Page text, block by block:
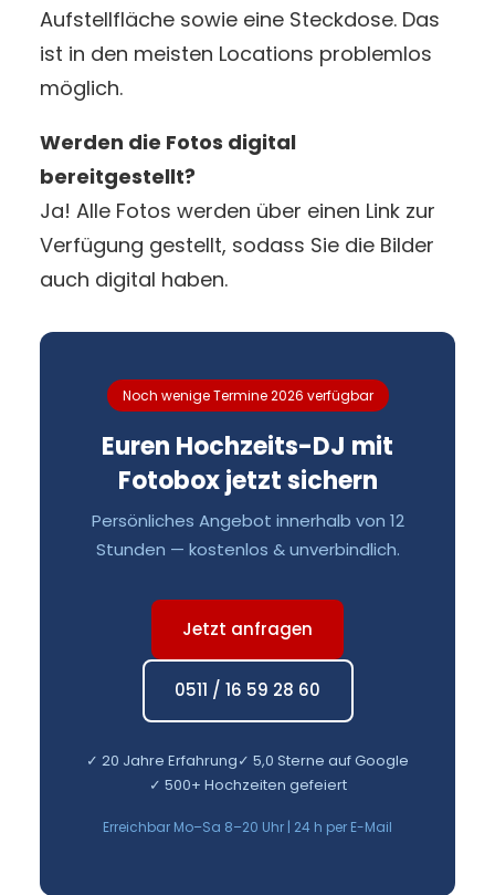
Aufstellfläche sowie eine Steckdose. Das
ist in den meisten Locations problemlos
möglich.
Werden die Fotos digital
bereitgestellt?
Ja! Alle Fotos werden über einen Link zur
Verfügung gestellt, sodass Sie die Bilder
auch digital haben.
Noch wenige Termine 2026 verfügbar
Euren Hochzeits-DJ mit
Fotobox jetzt sichern
Persönliches Angebot innerhalb von 12
Stunden — kostenlos & unverbindlich.
Jetzt anfragen
0511 / 16 59 28 60
✓ 20 Jahre Erfahrung✓ 5,0 Sterne auf Google
✓ 500+ Hochzeiten gefeiert
Erreichbar Mo–Sa 8–20 Uhr | 24 h per E-Mail